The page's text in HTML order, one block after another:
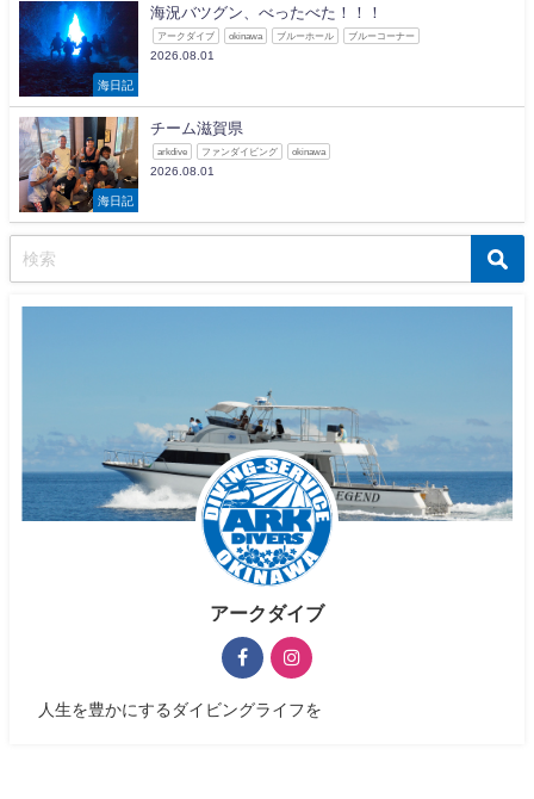
海日記
海況バツグン、べったべた！！！
アークダイブ okinawa ブルーホール ブルーコーナー
2026.08.01
海日記
チーム滋賀県
arkdive ファンダイビング okinawa
2026.08.01
アークダイブ
人生を豊かにするダイビングライフを